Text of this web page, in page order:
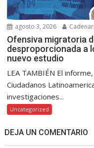
agosto 3, 2026
Ofensiva migratoria
desproporcionada a
nuevo estudio
LEA TAMBIÉN El
Ciudadanos
investigaciones...
Uncategorized
DEJA UN COMENTARIO